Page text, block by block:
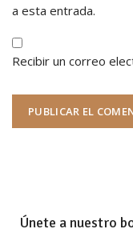
a esta entrada.
Recibir un correo
Únete a nuestro